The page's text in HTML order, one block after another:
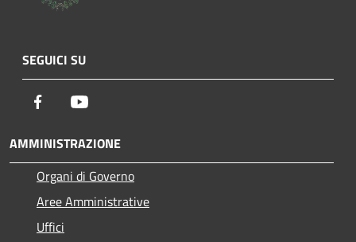
SEGUICI SU
Facebook
AMMINISTRAZIONE
Organi di Governo
Aree Amministrative
Uffici